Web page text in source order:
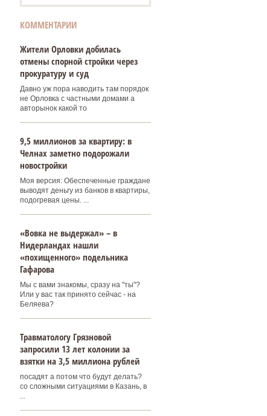
КОММЕНТАРИИ
Жители Орловки добилась
отмены спорной стройки через
прокуратуру и суд
Давно уж пора наводить там порядок
не Орловка с частными домами а
авторынок какой то
9,5 миллионов за квартиру: в
Челнах заметно подорожали
новостройки
Моя версия: Обеспеченные граждане
выводят деньгу из банков в квартиры,
подогревая цены. ...
«Вовка не выдержал» – в
Нидерландах нашли
«похищенного» подельника
Гафарова
Мы с вами знакомы, сразу на "ты"?
Или у вас так принято сейчас - на
Беляева?
Травматологу Грязновой
запросили 13 лет колонии за
взятки на 3,5 миллиона рублей
посадят а потом что будут делать?
со сложными ситуациями в Казань, в
...